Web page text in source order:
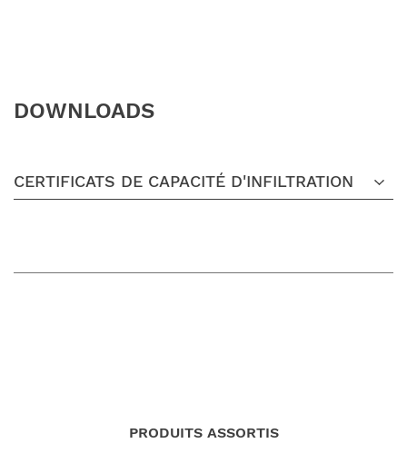
DOWNLOADS
CERTIFICATS DE CAPACITÉ D'INFILTRATION
PRODUITS ASSORTIS